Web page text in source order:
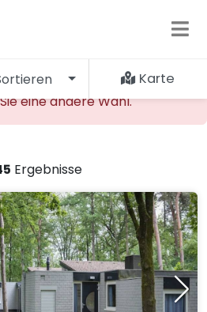
kann nicht gefunden
eine andere Wahl.
Ergebnisse
Karte